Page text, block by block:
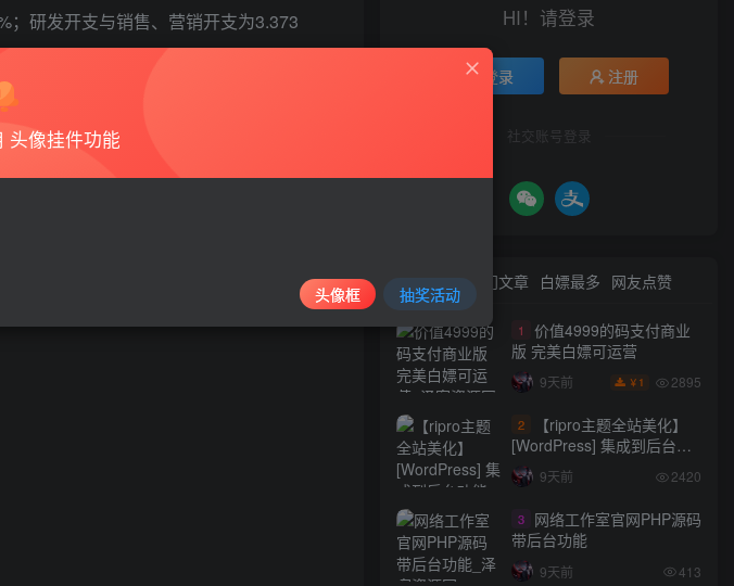
；研发开支与销售、营销开支为3.373
；综合游戏发行与运营收益为
HI！请登录
登录 注册
社交账号登录
热门文章 白嫖最多 网友点赞
1
价值4999的码支付商业
版 完美白嫖可运营
9天前 ￥ 1 2895
2
【ripro主题全站美化】
[WordPress] 集成到后台功
能的全站美化包
WordPress…
9天前 2420
3
网络工作室官网PHP源码
带后台功能
9天前 413
头像挂件功能
头像框 抽奖活动